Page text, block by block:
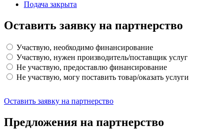
Подача закрыта
Оставить заявку на партнерство
Участвую, необходимо финансирование
Участвую, нужен производитель/поставщик услуг
Не участвую, предоставлю финансирование
Не участвую, могу поставить товар/оказать услуги
Оставить заявку на партнерство
Предложения на партнерство